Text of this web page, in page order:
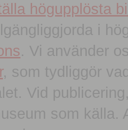
högupplösta
i
. Vi använder
, som tydliggör
Vid
som källa.